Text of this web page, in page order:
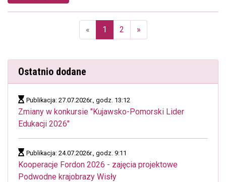
«
1
2 »
Ostatnio dodane
Publikacja: 27.07.2026r., godz. 13:12
Zmiany w konkursie "Kujawsko-Pomorski Lider
Edukacji 2026"
Publikacja: 24.07.2026r., godz. 9:11
Kooperacje Fordon 2026 - zajęcia projektowe
Podwodne krajobrazy Wisły